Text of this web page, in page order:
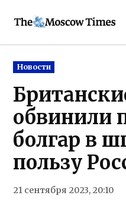
Posted
in
Новости
обвинили
болгар в
пользу
21 сентября 2023, 20:10